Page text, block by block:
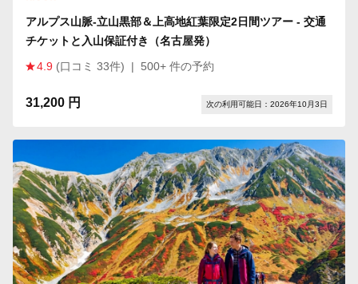
アルプス山脈-立山黒部＆上高地紅葉限定2日間ツアー - 交通
チケットと入山保証付き（名古屋発）
4.9 (口コミ 33件) | 500+ 件の予約
31,200 円 次の利用可能日：2026年10月3日